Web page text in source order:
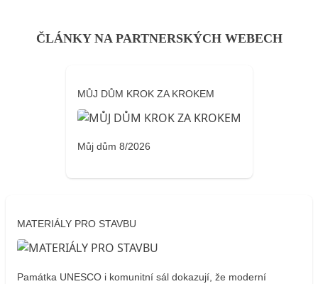
ČLÁNKY NA PARTNERSKÝCH WEBECH
MŮJ DŮM KROK ZA KROKEM
Můj dům 8/2026
MATERIÁLY PRO STAVBU
Památka UNESCO i komunitní sál dokazují, že moderní